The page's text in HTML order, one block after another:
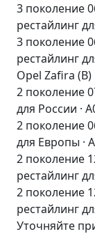
3 поколение
рестайлинг
3 поколение
рестайлинг
Opel Zafira (B)
2 поколение
для России ·
2 поколение
для Европы ·
2 поколение
рестайлинг
2 поколение
рестайлинг
Уточняйте